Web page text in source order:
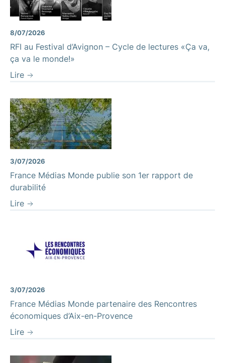
8/07/2026
RFI au Festival d’Avignon – Cycle de lectures «Ça va,
ça va le monde!»
Lire
3/07/2026
France Médias Monde publie son 1er rapport de
durabilité
Lire
3/07/2026
France Médias Monde partenaire des Rencontres
économiques d’Aix-en-Provence
Lire